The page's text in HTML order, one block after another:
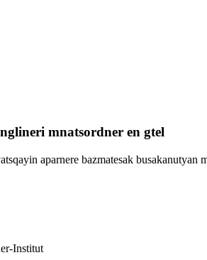
mnatsordner en gtel
aparnere bazmatesak busakanutyan
Institut